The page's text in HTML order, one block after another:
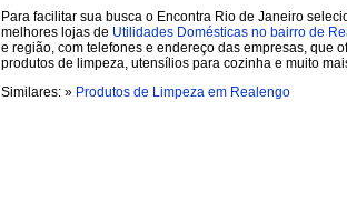
Para facilitar sua busca o Encontra Rio de Janeiro
melhores lojas de Utilidades Domésticas no bairro de
e região, com telefones e endereço das empresas, que
produtos de limpeza, utensílios para cozinha e muito
Similares: » Produtos de Limpeza em Realengo